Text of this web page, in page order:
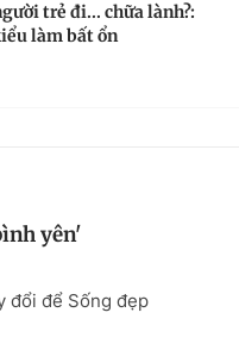
trẻ đi... chữa lành?:
làm bất ổn
yên'
đổi để Sống đẹp